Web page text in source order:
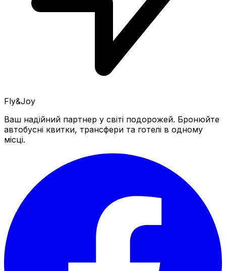
Fly&Joy
Ваш надійний партнер у світі подорожей. Бронюйте
автобусні квитки, трансфери та готелі в одному
місці.